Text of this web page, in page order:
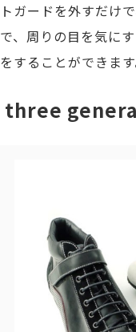
トガードを外すだけ
で、周りの目を気に
をすることができます
three